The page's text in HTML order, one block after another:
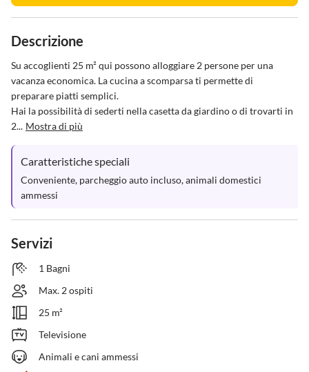
Descrizione
Su accoglienti 25 m² qui possono alloggiare 2 persone per una
vacanza economica. La cucina a scomparsa ti permette di
preparare piatti semplici.
Hai la possibilità di sederti nella casetta da giardino o di trovarti in
2... Mostra di più
Caratteristiche speciali
Conveniente, parcheggio auto incluso, animali domestici
ammessi
Servizi
1 Bagni
Max. 2 ospiti
25 m²
Televisione
Animali e cani ammessi